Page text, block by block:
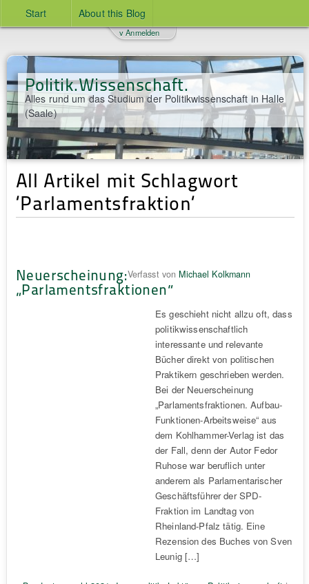
Start About this Blog
Politik.Wissenschaft.
Alles rund um das Studium der Politikwissenschaft in Halle
(Saale)
v Anmelden
All Artikel mit Schlagwort
‘Parlamentsfraktion‘
Neuerscheinung:
„Parlamentsfraktionen“
Verfasst von Michael Kolkmann
Es geschieht nicht allzu oft, dass
politikwissenschaftlich
interessante und relevante
Bücher direkt von politischen
Praktikern geschrieben werden.
Bei der Neuerscheinung
„Parlamentsfraktionen. Aufbau-
Funktionen-Arbeitsweise“ aus
dem Kohlhammer-Verlag ist das
der Fall, denn der Autor Fedor
Ruhose war beruflich unter
anderem als Parlamentarischer
Geschäftsführer der SPD-
Fraktion im Landtag von
Rheinland-Pfalz tätig. Eine
Rezension des Buches von Sven
Leunig […]